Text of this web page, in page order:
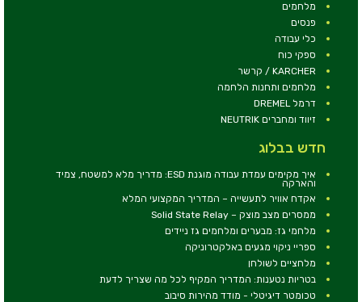
מלחמים
פנסים
כלי עבודה
ספקי כוח
KARCHER / קרשר
מלחמים ותחנות הלחמה
דרמל DREMEL
זיווד ומחברים NEUTRIK
חדש בבלוג
איך מקימים עמדת עבודה מוגנת ESD: מדריך מלא למשטח, צמיד
והארקה
אקדח אוויר לתעשייה – המדריך המקצועי המלא
ממסרים מצב מוצק – Solid State Relay
מלחמי גז: מבערים ומלחמים גז ניידים
ספריי ניקוי מגעים באלקטרוניקה
מלחציים לשולחן
בטריות נטענות: המדריך המקיף לכל מה שצריך לדעת
טכומטר דיגיטלי - מודד מהירות סיבוב